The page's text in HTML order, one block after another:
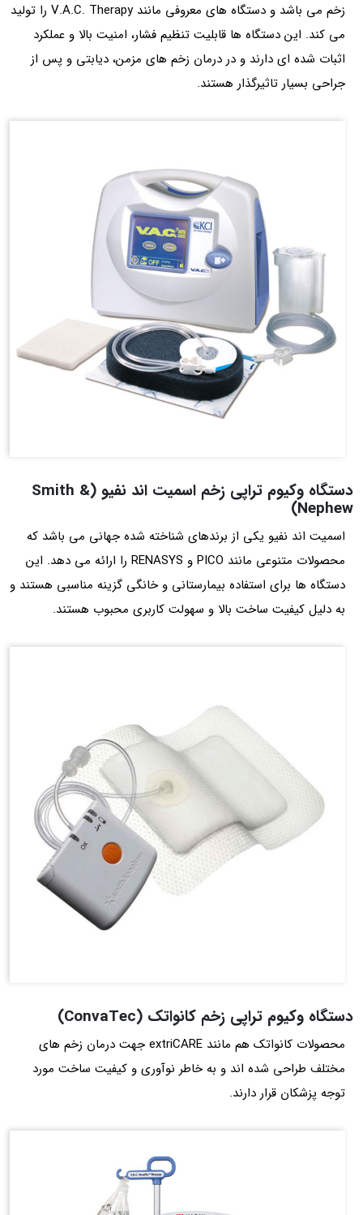
زخم می باشد و دستگاه‌ های معروفی مانند V.A.C. Therapy را تولید
می‌ کند. این دستگاه‌ ها قابلیت تنظیم فشار، امنیت بالا و عملکرد
اثبات شده‌ ای دارند و در درمان زخم‌ های مزمن، دیابتی و پس از
جراحی بسیار تاثیرگذار هستند.
دستگاه وکیوم تراپی زخم اسمیت اند نفیو (Smith &
Nephew)
اسمیت اند نفیو یکی از برندهای شناخته شده جهانی می باشد که
محصولات متنوعی مانند PICO و RENASYS را ارائه می‌ دهد. این
دستگاه‌ ها برای استفاده بیمارستانی و خانگی گزینه مناسبی هستند و
به دلیل کیفیت ساخت بالا و سهولت کاربری محبوب هستند.
دستگاه وکیوم تراپی زخم کانوا‌تک (ConvaTec)
محصولات کانوا‌تک هم مانند extriCARE جهت درمان زخم‌ های
مختلف طراحی شده‌ اند و به خاطر نوآوری و کیفیت ساخت مورد
توجه پزشکان قرار دارند.